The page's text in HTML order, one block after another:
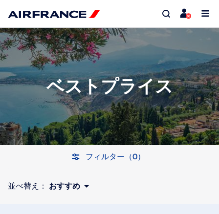
ベストプライス
フィルター（0）
並べ替え： おすすめ